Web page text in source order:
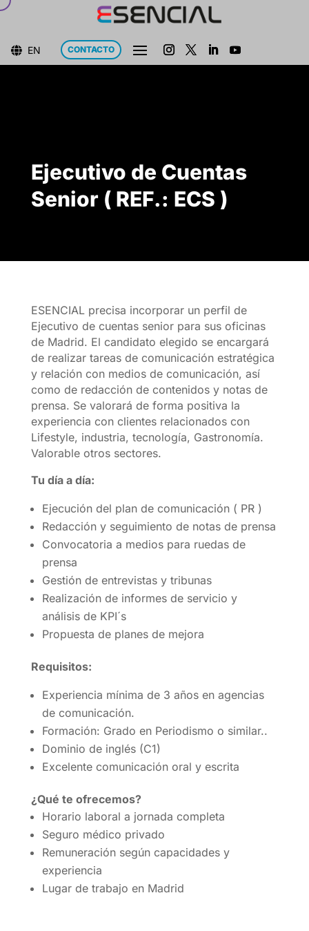
 EN CONTACTO
Ejecutivo de Cuentas
Senior ( REF.: ECS )
ESENCIAL precisa incorporar un perfil de
Ejecutivo de cuentas senior para sus oficinas
de Madrid. El candidato elegido se encargará
de realizar tareas de comunicación estratégica
y relación con medios de comunicación, así
como de redacción de contenidos y notas de
prensa. Se valorará de forma positiva la
experiencia con clientes relacionados con
Lifestyle, industria, tecnología, Gastronomía.
Valorable otros sectores.
Tu día a día:
Ejecución del plan de comunicación ( PR )
Redacción y seguimiento de notas de prensa
Convocatoria a medios para ruedas de
prensa
Gestión de entrevistas y tribunas
Realización de informes de servicio y
análisis de KPI´s
Propuesta de planes de mejora
Requisitos:
Experiencia mínima de 3 años en agencias
de comunicación.
Formación: Grado en Periodismo o similar..
Dominio de inglés (C1)
Excelente comunicación oral y escrita
¿Qué te ofrecemos?
Horario laboral a jornada completa
Seguro médico privado
Remuneración según capacidades y
experiencia
Lugar de trabajo en Madrid